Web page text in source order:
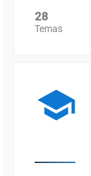
28
Temas